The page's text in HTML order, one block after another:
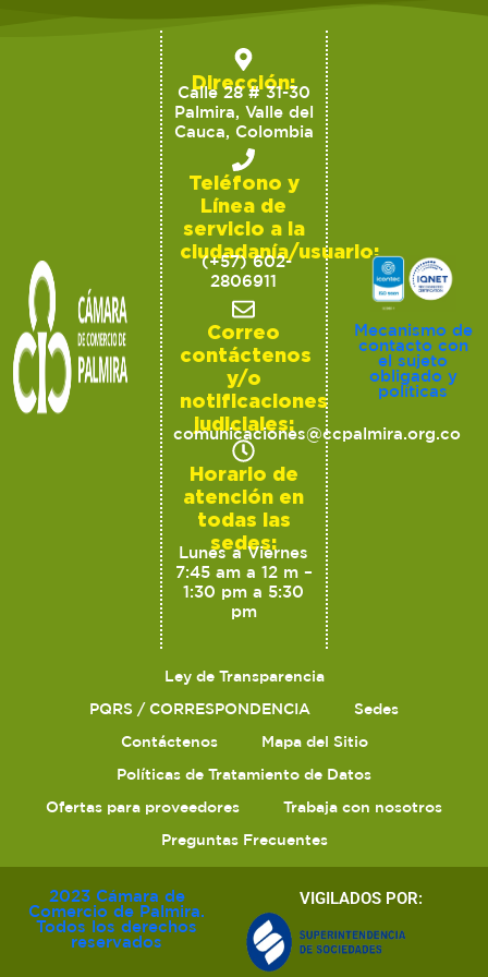
Dirección:
Calle 28 # 31-30
Palmira, Valle del
Cauca, Colombia
Teléfono y
Línea de
servicio a la
ciudadanía/usuario:
(+57) 602-
2806911
Correo
contáctenos
y/o
notificaciones
judiciales:
comunicaciones@ccpalmira.org.co
Horario de
atención en
todas las
sedes:
Lunes a Viernes
7:45 am a 12 m –
1:30 pm a 5:30
pm
Mecanismo de
contacto con
el sujeto
obligado y
políticas
Ley de Transparencia
PQRS / CORRESPONDENCIA
Sedes
Contáctenos
Mapa del Sitio
Políticas de Tratamiento de Datos
Ofertas para proveedores
Trabaja con nosotros
Preguntas Frecuentes
2023 Cámara de
Comercio de Palmira.
Todos los derechos
reservados
VIGILADOS POR: